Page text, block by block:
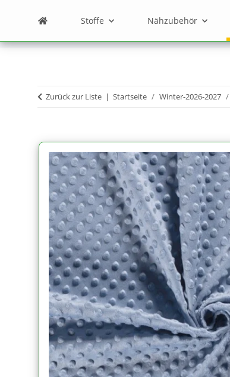
Stoffe Nähzubehör
Zurück zur Liste Startseite Winter-2026-2027